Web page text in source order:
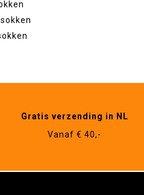
Gratis verzending in NL
Vanaf € 40,-